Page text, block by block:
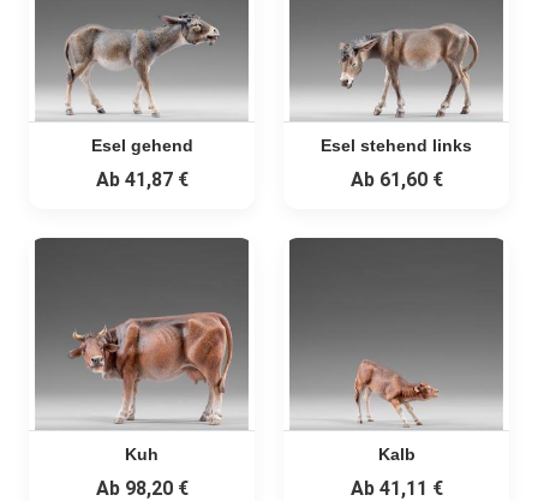
Esel gehend
Ab41,87 €
Esel stehend links
Ab61,60 €
Kuh
Ab98,20 €
Kalb
Ab41,11 €